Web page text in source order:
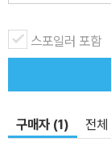
원이 다른 독서 경
스포일러 포함
구매자 (1) 전